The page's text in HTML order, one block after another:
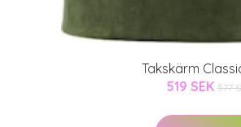
Takskärm
519 SEK 577